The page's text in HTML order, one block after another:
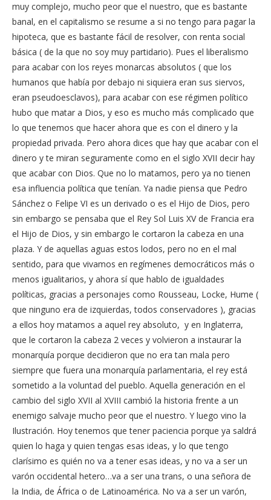
muy complejo, mucho peor que el nuestro, que es bastante
banal, en el capitalismo se resume a si no tengo para pagar la
hipoteca, que es bastante fácil de resolver, con renta social
básica ( de la que no soy muy partidario). Pues el liberalismo
para acabar con los reyes monarcas absolutos ( que los
humanos que había por debajo ni siquiera eran sus siervos,
eran pseudoesclavos), para acabar con ese régimen político
hubo que matar a Dios, y eso es mucho más complicado que
lo que tenemos que hacer ahora que es con el dinero y la
propiedad privada. Pero ahora dices que hay que acabar con el
dinero y te miran seguramente como en el siglo XVII decir hay
que acabar con Dios. Que no lo matamos, pero ya no tienen
esa influencia política que tenían. Ya nadie piensa que Pedro
Sánchez o Felipe VI es un derivado o es el Hijo de Dios, pero
sin embargo se pensaba que el Rey Sol Luis XV de Francia era
el Hijo de Dios, y sin embargo le cortaron la cabeza en una
plaza. Y de aquellas aguas estos lodos, pero no en el mal
sentido, para que vivamos en regímenes democráticos más o
menos igualitarios, y ahora sí que hablo de igualdades
políticas, gracias a personajes como Rousseau, Locke, Hume (
que ninguno era de izquierdas, todos conservadores ), gracias
a ellos hoy matamos a aquel rey absoluto, y en Inglaterra,
que le cortaron la cabeza 2 veces y volvieron a instaurar la
monarquía porque decidieron que no era tan mala pero
siempre que fuera una monarquía parlamentaria, el rey está
sometido a la voluntad del pueblo. Aquella generación en el
cambio del siglo XVII al XVIII cambió la historia frente a un
enemigo salvaje mucho peor que el nuestro. Y luego vino la
Ilustración. Hoy tenemos que tener paciencia porque ya saldrá
quien lo haga y quien tengas esas ideas, y lo que tengo
clarísimo es quién no va a tener esas ideas, y no va a ser un
varón occidental hetero…va a ser una trans, o una señora de
la India, de África o de Latinoamérica. No va a ser un varón,